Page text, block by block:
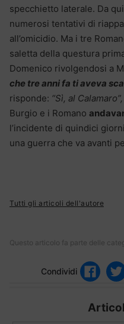
specchietto laterale. Da
numerosi tentativi di
all’omicidio. Ma i tre
saletta della questura
Domenico rivolgendosi a
che tre anni fa ti aveva
risponde: “Sì, al Calamaro”,
Burgio e i Romano
l’incidente di quindici
una guerra che va avanti
Tutti gli articoli dell'autore
Questo articolo fa parte delle
Condividi